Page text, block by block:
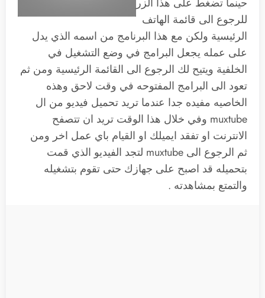
حينما تضغط على هذا الزر
للرجوع الى قائمة الهاتف
الرئيسية ولكن مع هذا البرنامج من اسمه الذي يدل
على عمله يجعل البرامج في وضع التشغيل في
الخلفية ويتيح لك الرجوع الى القائمة الرئيسية ومن ثم
تعود الى البرامج المفتوحه في وقت لاحق وهذه
الخاصيه مفيده جدا عندما تريد تحميل فيديو من ال
muxtube وفي خلال هذا الوقت تريد ان تتصفح
الانترنت او تفقد ايميلك او القيام باي عمل اخر ومن
ثم الرجوع الى muxtube لتجد الفيديو الذي قمت
بتحميله قد اصبح على جهازك حتى تقوم بتشغيله
والتمتع بمشاهدته .